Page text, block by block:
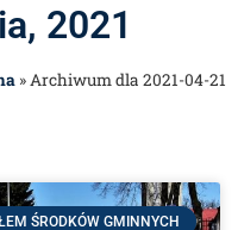
2021
»Archiwum dla 2021-04-21
ŚRODKÓW GMINNYCH